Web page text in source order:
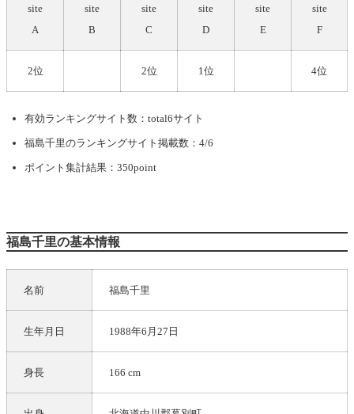
site
A
site
B
site
C
site
D
site
E
site
F
2位 2位 1位 4位
有効ランキングサイト数：total6サイト
福島千里のランキングサイト掲載数：4/6
ポイント集計結果：350point
福島千里の基本情報
名前 福島千里
生年月日 1988年6月27日
身長 166 cm